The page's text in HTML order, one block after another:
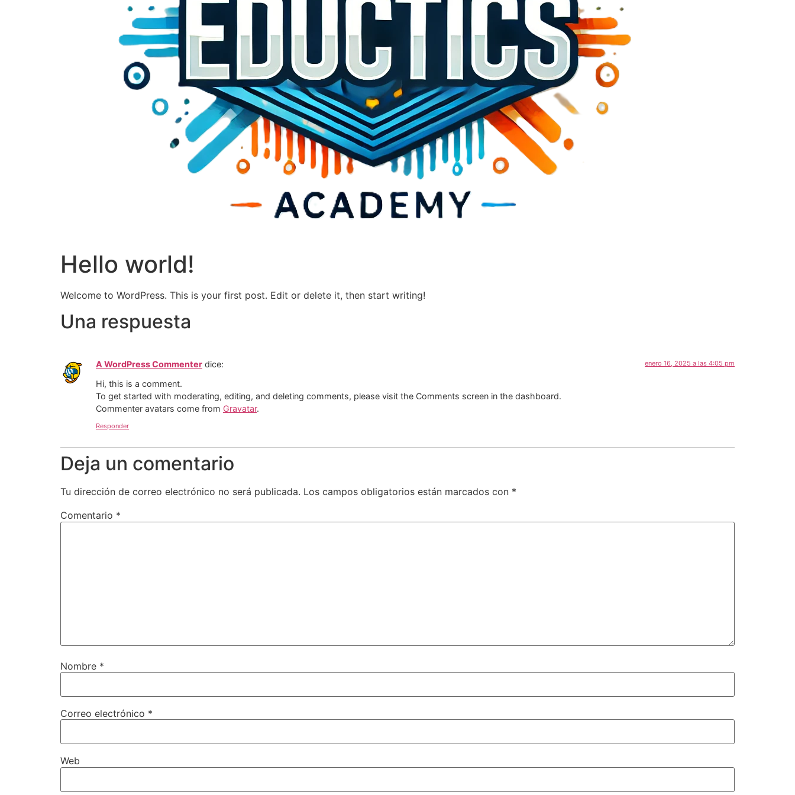
Hello world!
Welcome to WordPress. This is your first post. Edit or delete it, then start writing!
Una respuesta
A WordPress Commenter dice: enero 16, 2025 a las 4:05 pm
Hi, this is a comment.
To get started with moderating, editing, and deleting comments, please visit the Comments screen in the dashboard.
Commenter avatars come from Gravatar.
Responder
Deja un comentario
Tu dirección de correo electrónico no será publicada. Los campos obligatorios están marcados con *
Comentario *
Nombre *
Correo electrónico *
Web